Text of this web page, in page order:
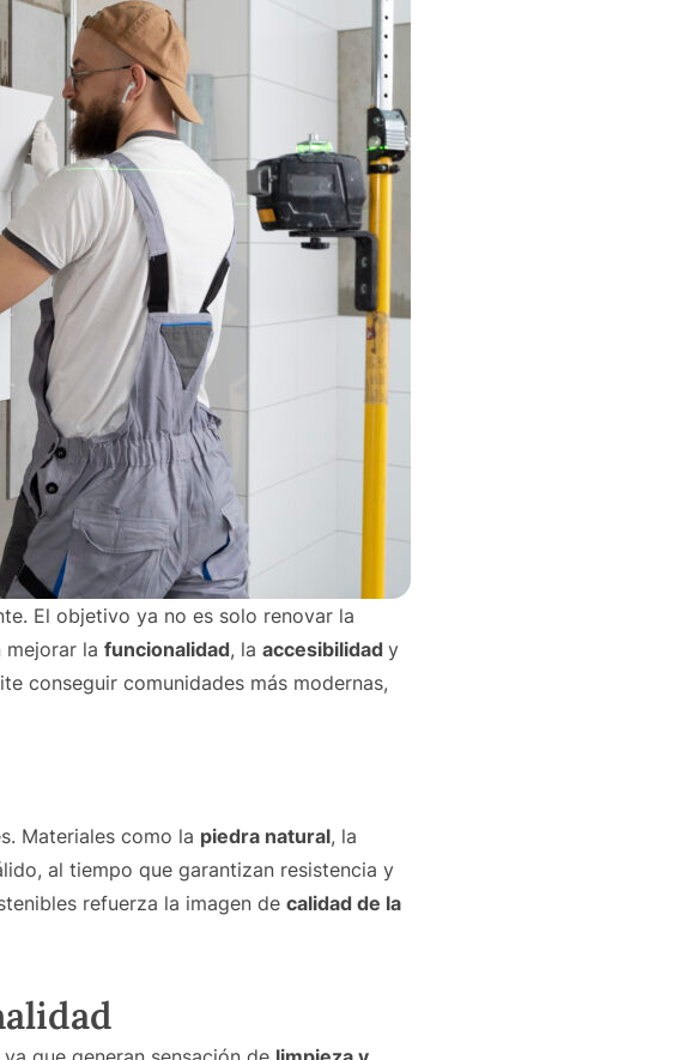
El objetivo ya no es solo renovar la
mejorar la funcionalidad, la accesibilidad y
conseguir comunidades más modernas,
Materiales como la piedra natural, la
al tiempo que garantizan resistencia y
refuerza la imagen de calidad de la